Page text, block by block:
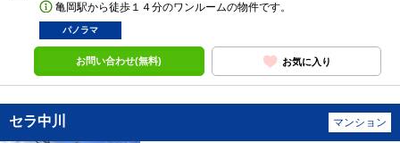
亀岡駅から徒歩１４分のワンルームの物件です。
パノラマ
お問い合わせ(無料) お気に入り
セラ中川 マンション